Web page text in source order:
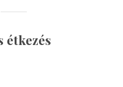
étkezés